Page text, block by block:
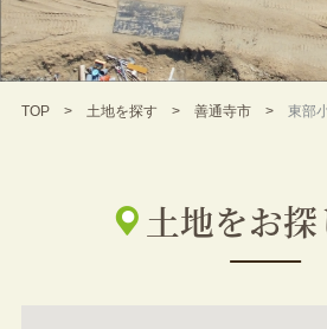
TOP 土地を探す 善通寺市 東部
土地をお